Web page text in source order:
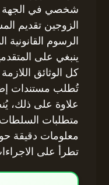
شخصي في الجهة
الزوجين تقديم
الرسوم القانونية
ينبغي على
كل الوثائق
تُطلب مستندات
علاوة على ذلك،
متطلبات
معلومات دقيقة
تطرأ على